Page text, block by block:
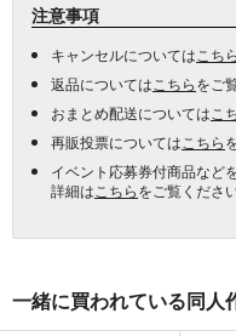
注意事項
キャンセルについては こちら
返品については こちらをご
おまとめ配送については こ
再販投票については こちら
イベント応募券付商品など
詳細は こちらをご覧ください
一緒に買われている同人